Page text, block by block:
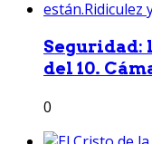
Seguridad:
del 10.
0